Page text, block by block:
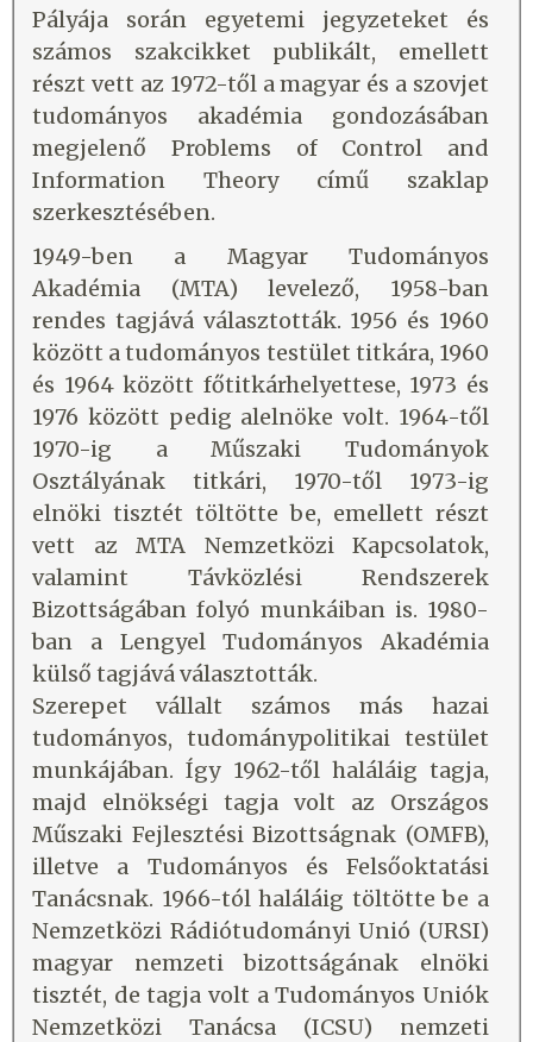
Pályája során egyetemi jegyzeteket és
számos szakcikket publikált, emellett
részt vett az 1972-től a magyar és a szovjet
tudományos akadémia gondozásában
megjelenő Problems of Control and
Information Theory című szaklap
szerkesztésében.
1949-ben a Magyar Tudományos
Akadémia (MTA) levelező, 1958-ban
rendes tagjává választották. 1956 és 1960
között a tudományos testület titkára, 1960
és 1964 között főtitkárhelyettese, 1973 és
1976 között pedig alelnöke volt. 1964-től
1970-ig a Műszaki Tudományok
Osztályának titkári, 1970-től 1973-ig
elnöki tisztét töltötte be, emellett részt
vett az MTA Nemzetközi Kapcsolatok,
valamint Távközlési Rendszerek
Bizottságában folyó munkáiban is. 1980-
ban a Lengyel Tudományos Akadémia
külső tagjává választották.
Szerepet vállalt számos más hazai
tudományos, tudománypolitikai testület
munkájában. Így 1962-től haláláig tagja,
majd elnökségi tagja volt az Országos
Műszaki Fejlesztési Bizottságnak (OMFB),
illetve a Tudományos és Felsőoktatási
Tanácsnak. 1966-tól haláláig töltötte be a
Nemzetközi Rádiótudományi Unió (URSI)
magyar nemzeti bizottságának elnöki
tisztét, de tagja volt a Tudományos Uniók
Nemzetközi Tanácsa (ICSU) nemzeti